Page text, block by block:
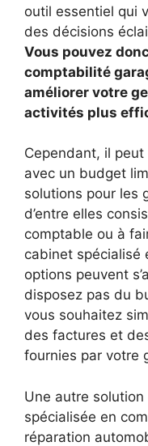
outil essentiel qui
des décisions
Vous pouvez
comptabilité
améliorer votre
activités plus
Cependant, il peut
avec un budget
solutions pour les
d’entre elles
comptable ou à
cabinet spécialisé
options peuvent
disposez pas du
vous souhaitez
des factures et
fournies par votre
Une autre
spécialisée en
réparation